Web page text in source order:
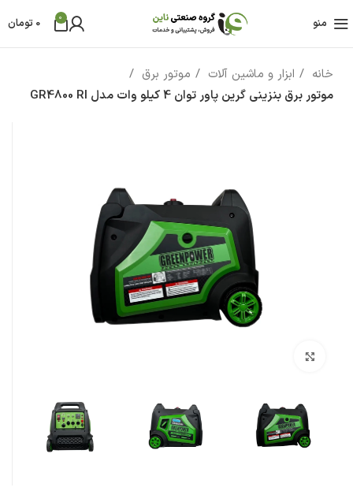
منو 0
0 تومان
خانه ابزار و ماشین آلات
موتور برق
موتور برق بنزینی گرین پاور توان 4 کیلو وات مدل GR4800 RI